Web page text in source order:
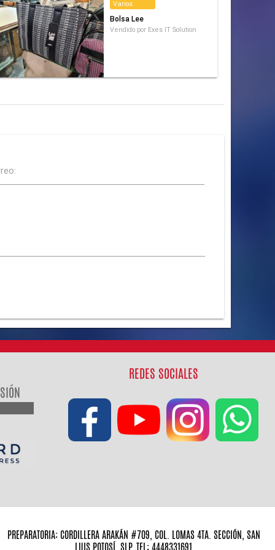
Varios
Bolsa Lee
Vendido por Exes IT Solution
REDES SOCIALES
PREPARATORIA: CORDILLERA ARAKÁN #709, COL. LOMAS 4TA. SECCIÓN, SAN